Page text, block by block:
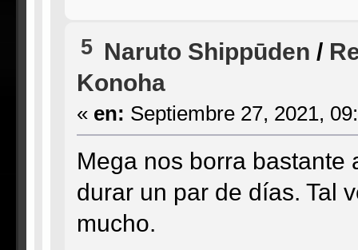
5 Naruto Shippūden /
Konoha
« en: Septiembre 27, 2021,
Mega nos borra bastante
durar un par de días. Tal
mucho.